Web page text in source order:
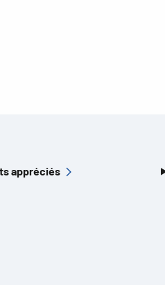
appréciés